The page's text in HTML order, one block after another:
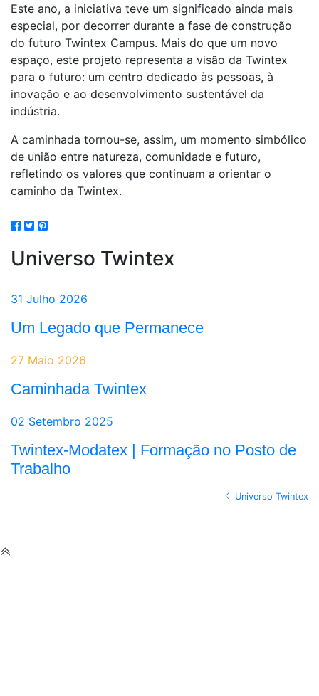
Este ano, a iniciativa teve um significado ainda mais
especial, por decorrer durante a fase de construção
do futuro Twintex Campus. Mais do que um novo
espaço, este projeto representa a visão da Twintex
para o futuro: um centro dedicado às pessoas, à
inovação e ao desenvolvimento sustentável da
indústria.
A caminhada tornou-se, assim, um momento simbólico
de união entre natureza, comunidade e futuro,
refletindo os valores que continuam a orientar o
caminho da Twintex.
Universo Twintex
31 Julho 2026
Um Legado que Permanece
27 Maio 2026
Caminhada Twintex
02 Setembro 2025
Twintex-Modatex | Formação no Posto de
Trabalho
Universo Twintex